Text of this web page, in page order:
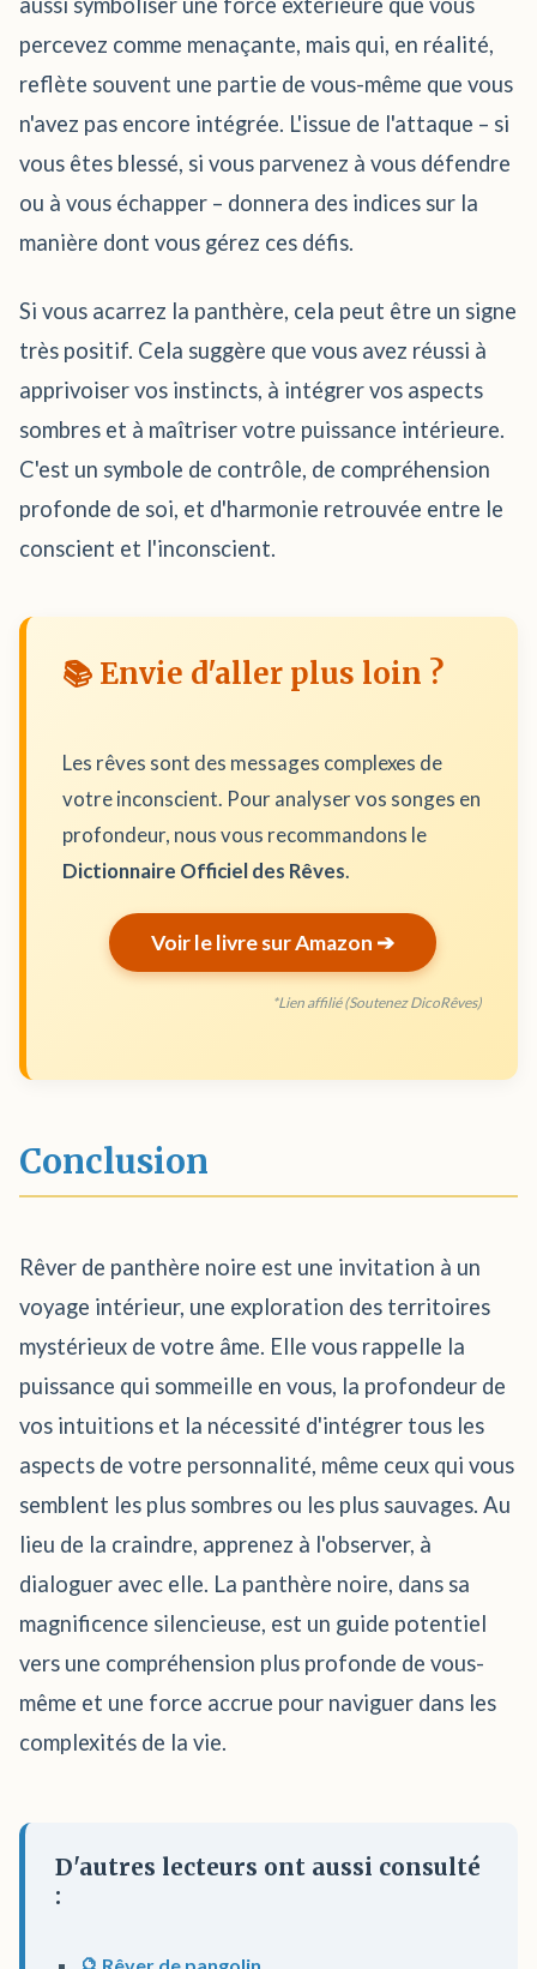
percevez comme menaçante, mais qui, en réalité,
reflète souvent une partie de vous-même que vous
n'avez pas encore intégrée. L'issue de l'attaque – si
vous êtes blessé, si vous parvenez à vous défendre
ou à vous échapper – donnera des indices sur la
manière dont vous gérez ces défis.
Si vous acarrez la panthère, cela peut être un signe
très positif. Cela suggère que vous avez réussi à
apprivoiser vos instincts, à intégrer vos aspects
sombres et à maîtriser votre puissance intérieure.
C'est un symbole de contrôle, de compréhension
profonde de soi, et d'harmonie retrouvée entre le
conscient et l'inconscient.
📚 Envie d'aller plus loin ?
Les rêves sont des messages complexes de
votre inconscient. Pour analyser vos songes en
profondeur, nous vous recommandons le
Dictionnaire Officiel des Rêves.
Voir le livre sur Amazon ➔
*Lien affilié (Soutenez DicoRêves)
Conclusion
Rêver de panthère noire est une invitation à un
voyage intérieur, une exploration des territoires
mystérieux de votre âme. Elle vous rappelle la
puissance qui sommeille en vous, la profondeur de
vos intuitions et la nécessité d'intégrer tous les
aspects de votre personnalité, même ceux qui vous
semblent les plus sombres ou les plus sauvages. Au
lieu de la craindre, apprenez à l'observer, à
dialoguer avec elle. La panthère noire, dans sa
magnificence silencieuse, est un guide potentiel
vers une compréhension plus profonde de vous-
même et une force accrue pour naviguer dans les
complexités de la vie.
D'autres lecteurs ont aussi consulté
: